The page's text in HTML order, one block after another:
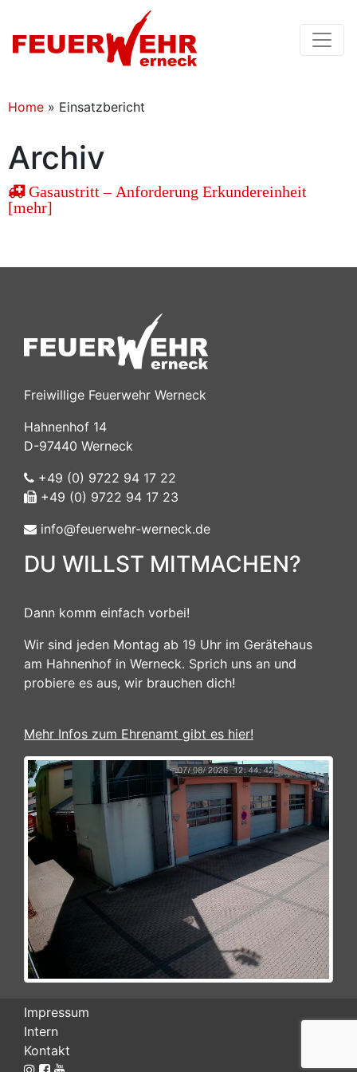
Home » Einsatzbericht
Archiv
Gasaustritt – Anforderung Erkundereinheit
[mehr]
Freiwillige Feuerwehr Werneck
Hahnenhof 14
D-97440 Werneck
+49 (0) 9722 94 17 22
+49 (0) 9722 94 17 23
info@feuerwehr-werneck.de
DU WILLST MITMACHEN?
Dann komm einfach vorbei!
Wir sind jeden Montag ab 19 Uhr im Gerätehaus
am Hahnenhof in Werneck. Sprich uns an und
probiere es aus, wir brauchen dich!
Mehr Infos zum Ehrenamt gibt es hier!
Impressum
Intern
Kontakt